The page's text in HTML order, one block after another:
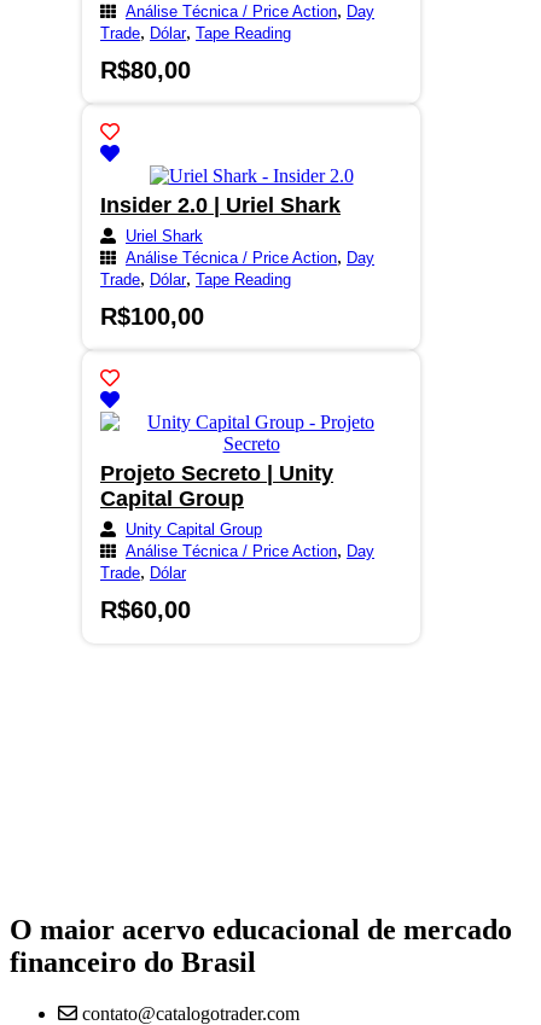
Análise Técnica / Price Action, Day
Trade, Dólar, Tape Reading
R$80,00
Insider 2.0 | Uriel Shark
Uriel Shark
Análise Técnica / Price Action, Day
Trade, Dólar, Tape Reading
R$100,00
Projeto Secreto | Unity
Capital Group
Unity Capital Group
Análise Técnica / Price Action, Day
Trade, Dólar
R$60,00
O maior acervo educacional de mercado
financeiro do Brasil
contato@catalogotrader.com